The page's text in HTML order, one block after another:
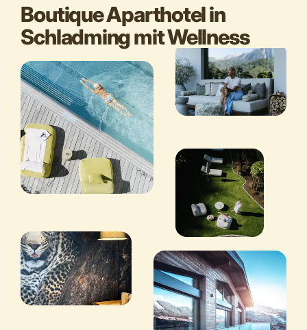
Boutique Aparthotel in
Schladming mit Wellness